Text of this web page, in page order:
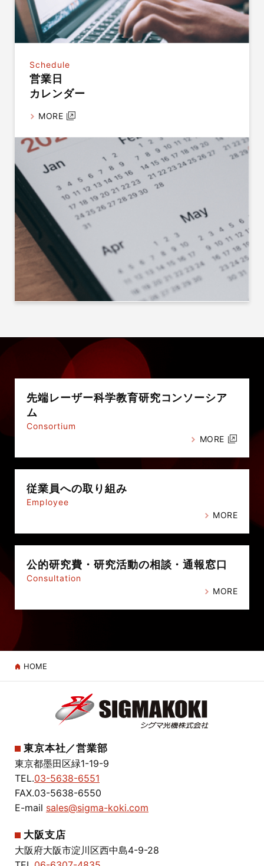
Schedule
営業日
カレンダー
MORE
先端レーザー科学教育研究コンソーシア
ム
Consortium
MORE
従業員への取り組み
Employee
MORE
公的研究費・ 研究活動の相談・通報窓口
Consultation
MORE
HOME
東京本社／営業部
東京都墨田区緑1-19-9
TEL.03-5638-6551
FAX.03-5638-6550
E-mail sales@sigma-koki.com
大阪支店
大阪府大阪市淀川区西中島4-9-28